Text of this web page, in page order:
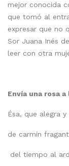
mejor conocida
que tomó al
expresar que no
Sor Juana Inés
leer con otra
Envía una rosa
Ésa, que alegra y
de carmín
del tiempo al